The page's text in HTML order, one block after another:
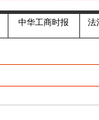
中华工商时报 法